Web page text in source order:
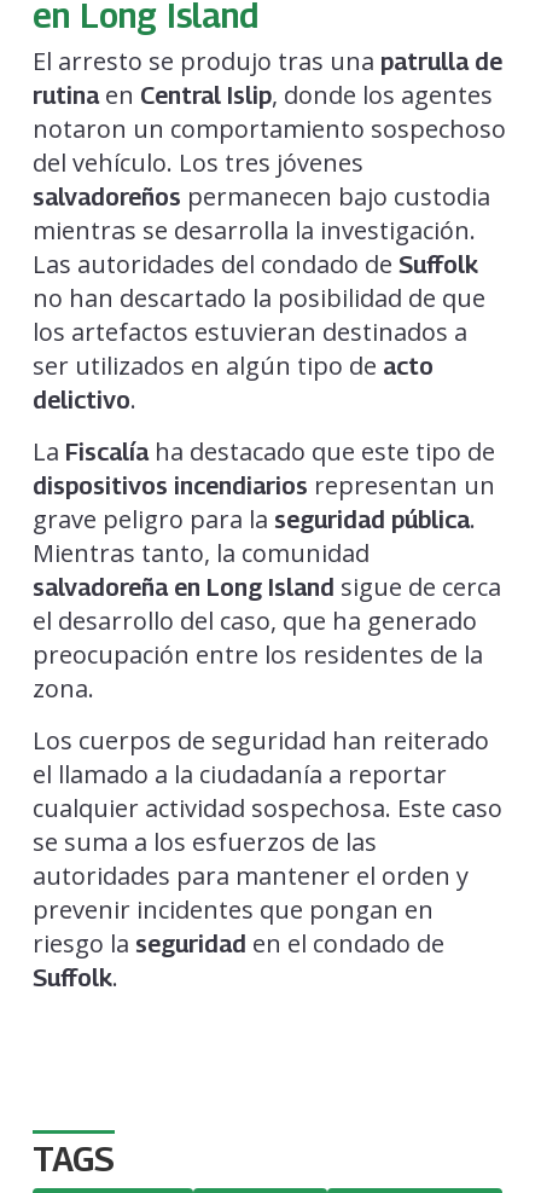
en Long Island
El arresto se produjo tras una patrulla de
rutinaen Central Islip, donde los agentes
notaron un comportamiento sospechoso
del vehículo. Los tres jóvenes
salvadoreños permanecen bajo custodia
mientras se desarrolla la investigación.
Las autoridades del condado de Suffolk
no han descartado la posibilidad de que
los artefactos estuvieran destinados a
ser utilizados en algún tipo de acto
delictivo.
La Fiscalíaha destacado que este tipo de
dispositivos incendiarios representan un
grave peligro para la seguridad pública.
Mientras tanto, la comunidad
salvadoreña en Long Island sigue de cerca
el desarrollo del caso, que ha generado
preocupación entre los residentes de la
zona.
Los cuerpos de seguridad han reiterado
el llamado a la ciudadanía a reportar
cualquier actividad sospechosa. Este caso
se suma a los esfuerzos de las
autoridades para mantener el orden y
prevenir incidentes que pongan en
riesgo la seguridad en el condado de
Suffolk.
TAGS